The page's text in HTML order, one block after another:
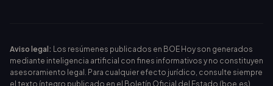
Aviso legal: Los resúmenes publicados en BOE Hoy son generados
mediante inteligencia artificial con fines informativos y no constituyen
asesoramiento legal. Para cualquier efecto jurídico, consulte siempre
el texto íntegro publicado en el Boletín Oficial del Estado (boe.es)